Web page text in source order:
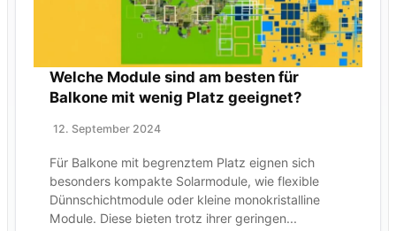
Welche Module sind am besten für
Balkone mit wenig Platz geeignet?
12. September 2024
Für Balkone mit begrenztem Platz eignen sich
besonders kompakte Solarmodule, wie flexible
Dünnschichtmodule oder kleine monokristalline
Module. Diese bieten trotz ihrer geringen...